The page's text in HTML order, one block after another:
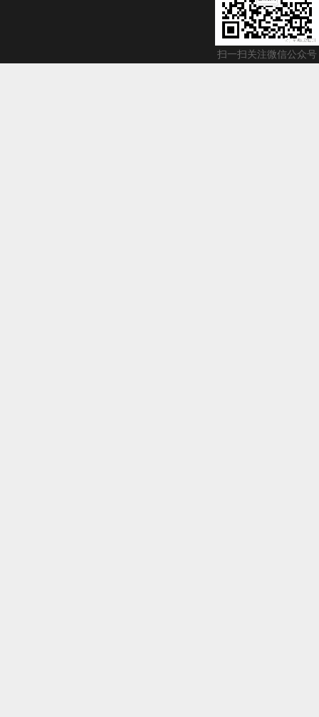
扫一扫关注微信公众号